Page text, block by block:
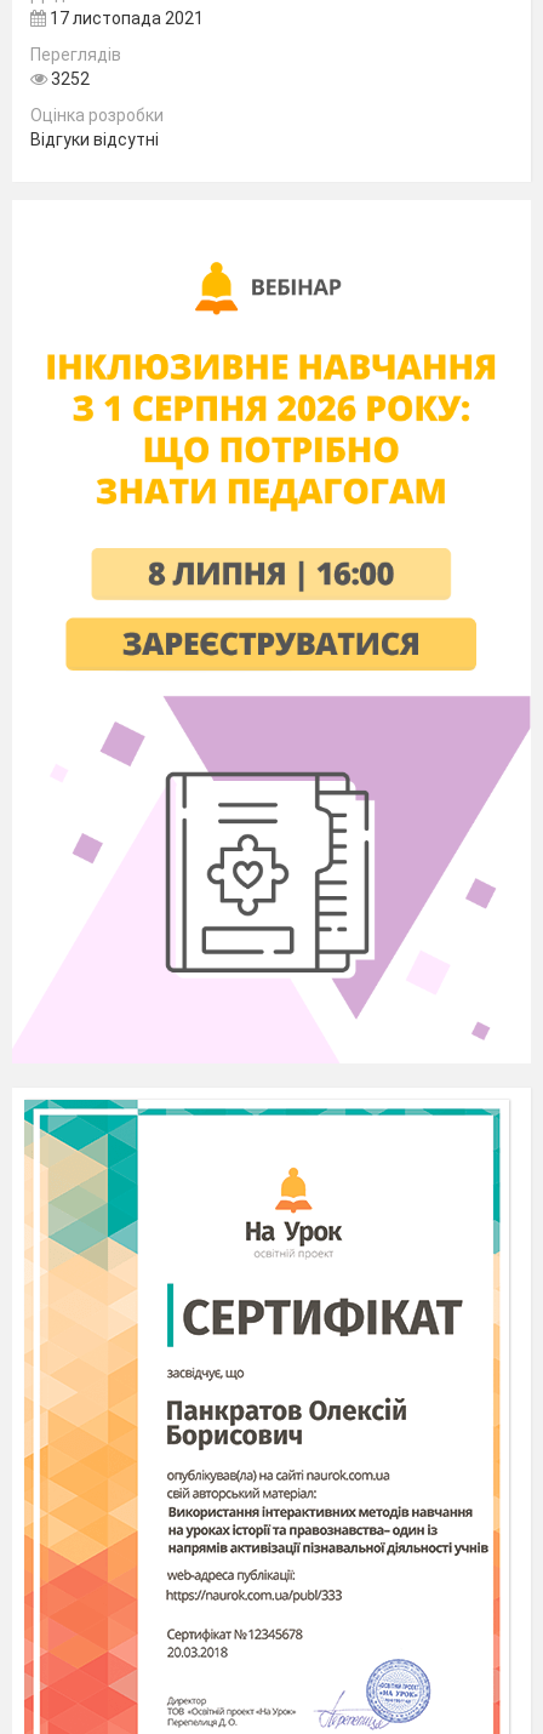
17 листопада 2021
Переглядів
3252
Оцінка розробки
Відгуки відсутні